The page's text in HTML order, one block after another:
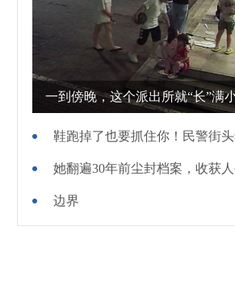
一到傍晚，这个派出所就“长”满
边界